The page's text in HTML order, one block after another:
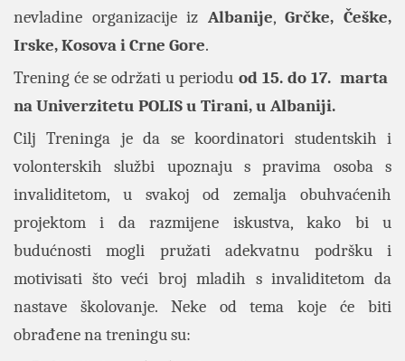
nevladine organizacije iz Albanije,Grčke, Češke,
Irske, Kosova i Crne Gore.
Trening će se održati u periodu od 15. do 17. marta
na Univerzitetu POLIS u Tirani, u Albaniji.
Cilj Treninga je da se koordinatori studentskih i
volonterskih službi upoznaju s pravima osoba s
invaliditetom, u svakoj od zemalja obuhvaćenih
projektom i da razmijene iskustva, kako bi u
budućnosti mogli pružati adekvatnu podršku i
motivisati što veći broj mladih s invaliditetom da
nastave školovanje. Neke od tema koje će biti
obrađene na treningu su: